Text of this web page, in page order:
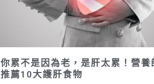
你累不是因為老，是肝太累！營養
推薦10大護肝食物